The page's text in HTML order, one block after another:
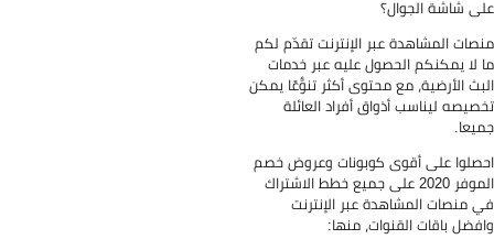
شاشة الجوال؟
المشاهدة عبر الإنترنت تقدّم لكم
لا يمكنكم الحصول عليه عبر خدمات
الأرضية، مع محتوى أكثر تنوُّعًا يمكن
ليناسب أذواق أفراد العائلة
على أقوى كوبونات وعروض خصم
الموفر 2020 على جميع خطط الاشتراك
منصات المشاهدة عبر الإنترنت
باقات القنوات، منها: